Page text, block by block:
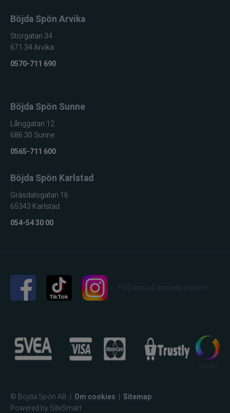
Böjda Spön Arvika
Storgatan 34
671 34 Arvika
0570-711 690
Böjda Spön Sunne
Långgatan 12
686 30 Sunne
0565-711 600
Böjda Spön Karlstad
Gräsdalsgatan 16
65343 Karlstad
054-54 30 00
© Böjda Spön AB Om cookies
Sitemap
Powered by SiteSmart